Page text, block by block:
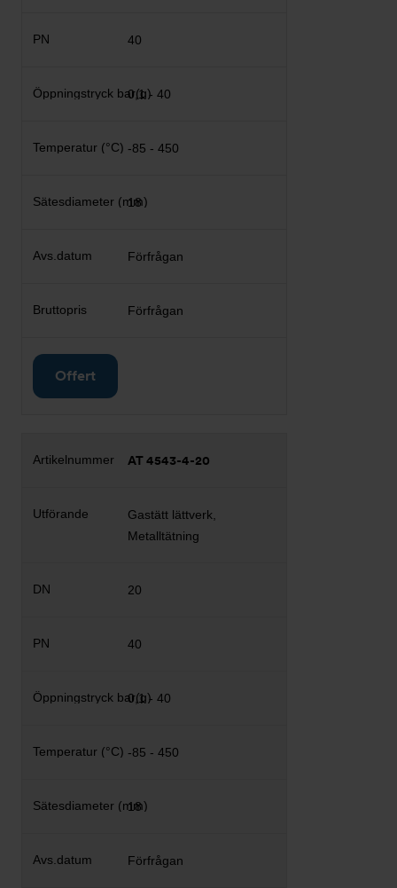
40
0,1 - 40
-85 - 450
18
Förfrågan
Förfrågan
Offert
AT 4543-4-20
Gastätt lättverk,
Metalltätning
20
40
0,1 - 40
-85 - 450
18
Förfrågan